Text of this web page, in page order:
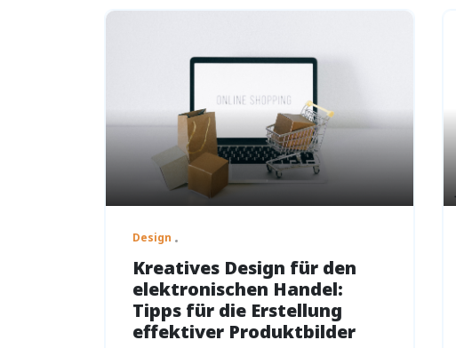
Design
Kreatives Design für den
elektronischen Handel:
Tipps für die Erstellung
effektiver Produktbilder